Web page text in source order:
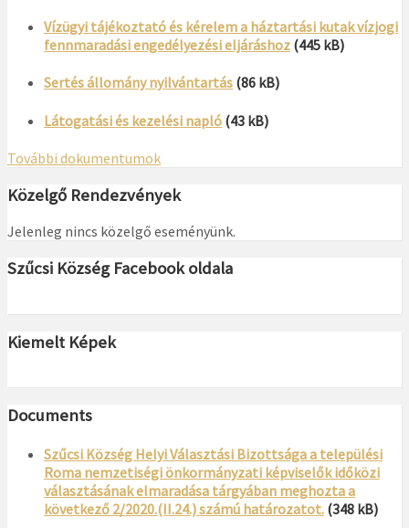
Vízügyi tájékoztató és kérelem a háztartási kutak vízjogi
fennmaradási engedélyezési eljáráshoz (445 kB)
Sertés állomány nyilvántartás (86 kB)
Látogatási és kezelési napló (43 kB)
További dokumentumok
Közelgő Rendezvények
Jelenleg nincs közelgő eseményünk.
Szűcsi Község Facebook oldala
Kiemelt Képek
Documents
Szűcsi Község Helyi Választási Bizottsága a települési
Roma nemzetiségi önkormányzati képviselők időközi
választásának elmaradása tárgyában meghozta a
következő 2/2020.(II.24.) számú határozatot. (348 kB)